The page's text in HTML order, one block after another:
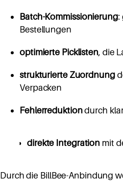
Batch-Kommissionierung:
Bestellungen
optimierte Picklisten, die
strukturierte Zuordnung
Verpacken
Fehlerreduktiondurch
direkte Integration mit
Durch die BillBee-Anbindung